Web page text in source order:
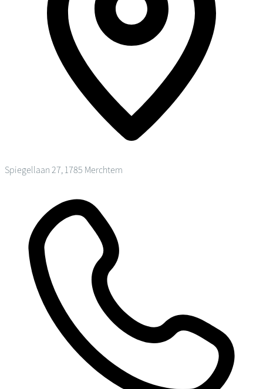
Spiegellaan 27, 1785 Merchtem